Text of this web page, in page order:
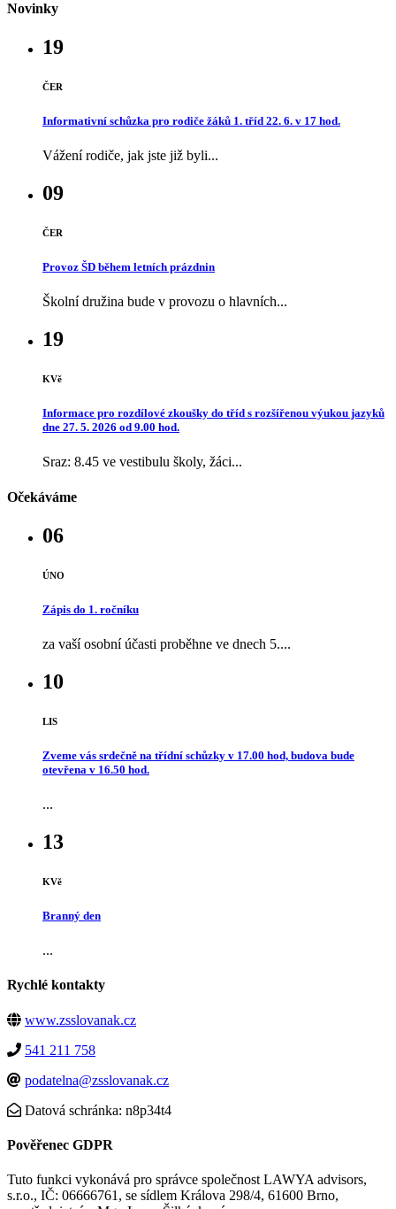
Novinky
19
ČER
Informativní schůzka pro rodiče žáků 1. tříd 22. 6. v 17 hod.
Vážení rodiče, jak jste již byli...
09
ČER
Provoz ŠD během letních prázdnin
Školní družina bude v provozu o hlavních...
19
KVě
Informace pro rozdílové zkoušky do tříd s rozšířenou výukou jazyků
dne 27. 5. 2026 od 9.00 hod.
Sraz: 8.45 ve vestibulu školy, žáci...
Očekáváme
06
ÚNO
Zápis do 1. ročníku
za vaší osobní účasti proběhne ve dnech 5....
10
LIS
Zveme vás srdečně na třídní schůzky v 17.00 hod, budova bude
otevřena v 16.50 hod.
...
13
KVě
Branný den
...
Rychlé kontakty
www.zsslovanak.cz
541 211 758
podatelna@zsslovanak.cz
Datová schránka: n8p34t4
Pověřenec GDPR
Tuto funkci vykonává pro správce společnost LAWYA advisors,
s.r.o., IČ: 06666761, se sídlem Králova 298/4, 61600 Brno,